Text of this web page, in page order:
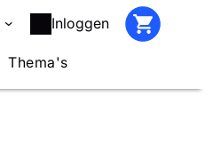
Inloggen
Thema's